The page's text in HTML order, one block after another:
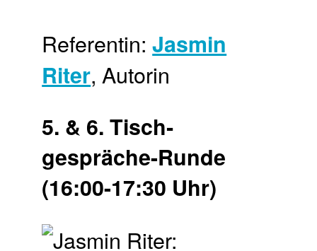
Referentin:Jasmin
Riter, Autorin
5. & 6. Tisch­
gespräche-Runde
(16:00-17:30 Uhr)